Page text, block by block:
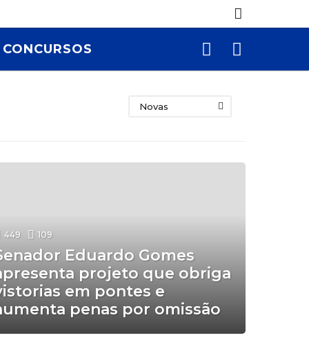
CONCURSOS
Novas
449 109
Eduardo Gomes
projeto que obriga
em pontes e
penas por omissão